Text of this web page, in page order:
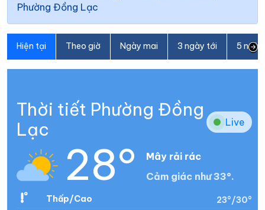
Phường Đồng Lạc
Hiện tại Theo giờ Ngày mai 3 ngày tới 5
Thời tiết Phường Đồng
Lạc
Live
28°
Mây rải rác
Cảm giác như 33°.
Thấp/Cao
23°/30°